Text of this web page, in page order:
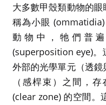
大多數甲殼類動物的
稱為小眼
動物中，牠們普
(superposition eye)。
外部的光學單元（透
（感桿束）之間，
(clear zone) 的空間。